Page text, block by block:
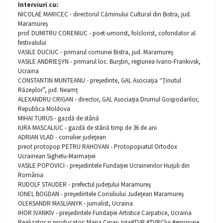
Interviuri cu:
NICOLAE MARICEC - directorul Căminului Cultural din Bistra, jud.
Maramureş
prof. DUMITRU CORENIUC - poet-umorist, folclorist, cofondator al
festivalului
VASILE DUCIUC - primarul comunei Bistra, jud. Maramureş
VASILE ANDRIEŞYN - primarul loc. Burştin, regiunea Ivano-Frankivsk,
Ucraina
CONSTANTIN MUNTEANU - preşedinte, GAL Asociaţia “Ţinutul
Răzeşilor”, jud. Neamţ
ALEXANDRU CRIGAN - director, GAL Asociaţia Drumul Gospodarilor,
Republica Moldova
MIHAI TURUS - gazdă de stână
IURA MASCALIUC - gazdă de stână timp de 36 de ani
ADRIAN VLAD - consilier judeţean
preot protopop PETRU RAHOVAN - Protopopiatul Ortodox
Ucrainean Sighetu-Marmației
VASILE POPOVICI - preşedintele Fundaţiei Ucrainenilor Huţuli din
România
RUDOLF STAUDER - prefectul judeţului Maramureş
IONEL BOGDAN - preşedintele Consiliului Judeţean Maramureş
OLEKSANDR MASLIANYK - jurnalist, Ucraina
IHOR IVANKIV - preşedintele Fundaţiei Artistice Carpatice, Ucraina